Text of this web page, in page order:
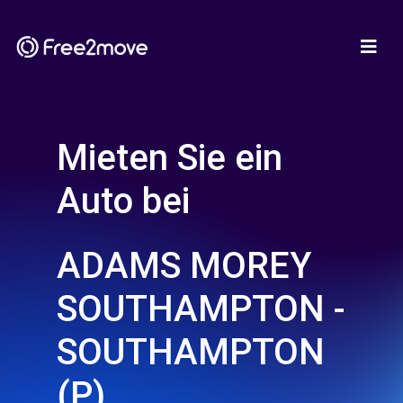
Mieten Sie ein
Auto bei
ADAMS MOREY
SOUTHAMPTON -
SOUTHAMPTON